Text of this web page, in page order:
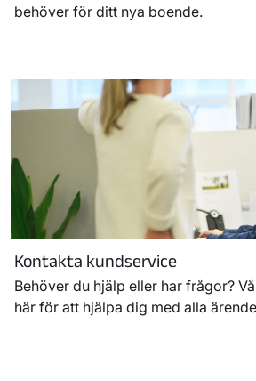
behöver för ditt nya boende.
Kontakta kundservice
Behöver du hjälp eller har frågor?
här för att hjälpa dig med alla